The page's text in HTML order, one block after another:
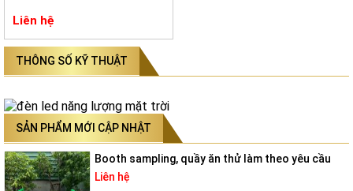
Liên hệ
THÔNG SỐ KỸ THUẬT
SẢN PHẨM MỚI CẬP NHẬT
Booth sampling, quầy ăn thử làm theo yêu cầu
Liên hệ